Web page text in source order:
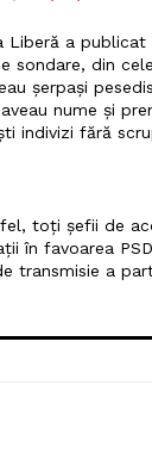
Liberă a
sondare, din
șerpași
nume și
indivizi fără
toți șefii de
în favoarea
transmisie a